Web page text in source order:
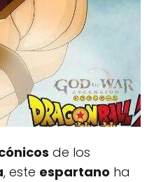
de los
, este espartano ha